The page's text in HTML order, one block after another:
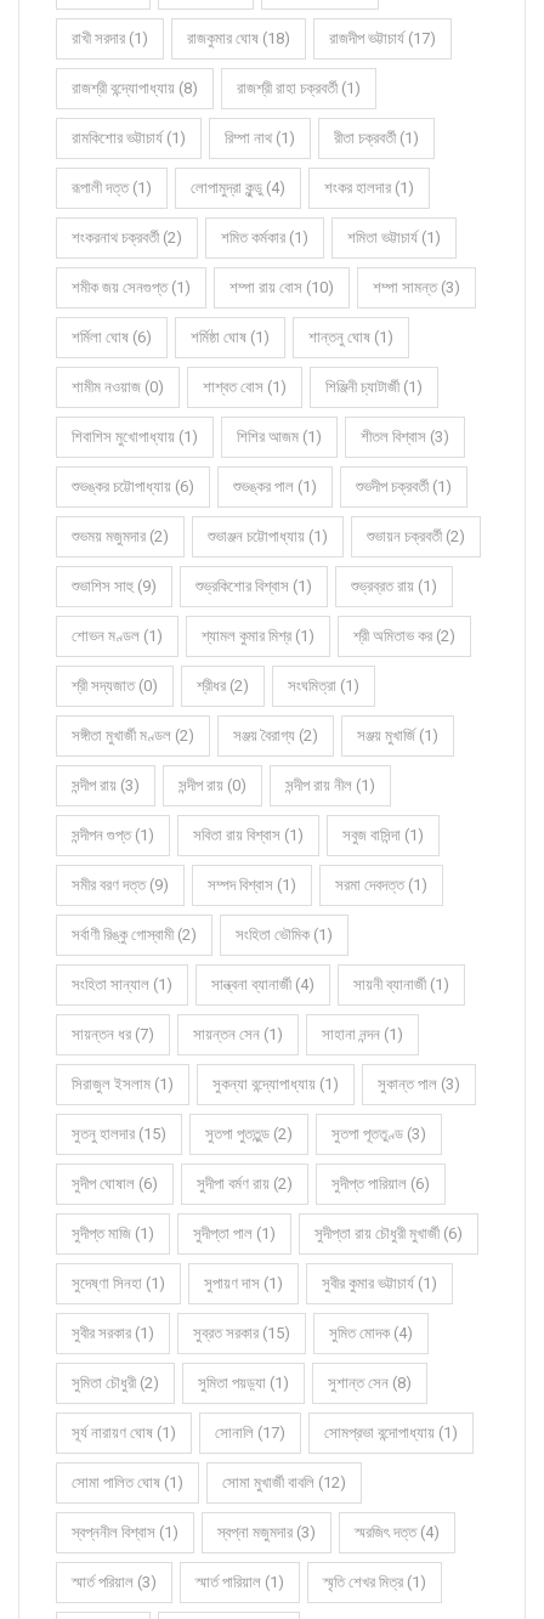
রাখী সরদার (1) রাজকুমার ঘোষ (18) রাজদীপ ভট্টাচার্য (17)
রাজশ্রী বন্দ্যোপাধ্যায় (8) রাজশ্রী রাহা চক্রবর্তী (1)
রামকিশোর ভট্টাচার্য (1) রিম্পা নাথ (1) রীতা চক্রবর্তী (1)
রূপালী দত্ত (1) লোপামুদ্রা কুন্ডু (4) শংকর হালদার (1)
শংকরনাথ চক্রবর্তী (2) শমিত কর্মকার (1) শমিতা ভট্টাচার্য (1)
শমীক জয় সেনগুপ্ত (1) শম্পা রায় বোস (10) শম্পা সামন্ত (3)
শর্মিলা ঘোষ (6) শর্মিষ্ঠা ঘোষ (1) শান্তনু ঘোষ (1)
শামীম নওয়াজ (0) শাশ্বত বোস (1) শিঞ্জিনী চ্যাটার্জী (1)
শিবাশিস মুখোপাধ্যায় (1) শিশির আজম (1) শীতল বিশ্বাস (3)
শুভঙ্কর চট্টোপাধ্যায় (6) শুভঙ্কর পাল (1) শুভদীপ চক্রবর্তী (1)
শুভময় মজুমদার (2) শুভাঞ্জন চট্টোপাধ্যায় (1) শুভায়ন চক্রবর্তী (2)
শুভাশিস সাহু (9) শুভ্রকিশোর বিশ্বাস (1) শুভ্রব্রত রায় (1)
শোভন মণ্ডল (1) শ্যামল কুমার মিশ্র (1) শ্রী অমিতাভ কর (2)
শ্রী সদ্যজাত (0) শ্রীধর (2) সংঘমিত্রা (1)
সঙ্গীতা মুখার্জী মণ্ডল (2) সঞ্জয় বৈরাগ্য (2) সঞ্জয় মুখার্জি (1)
সন্দীপ রায় (3) সন্দীপ রায় (0) সন্দীপ রায় নীল (1)
সন্দীপন গুপ্ত (1) সবিতা রায় বিশ্বাস (1) সবুজ বাসিন্দা (1)
সমীর বরণ দত্ত (9) সম্পদ বিশ্বাস (1) সরমা দেবদত্ত (1)
সর্বাণী রিঙ্কু গোস্বামী (2) সংহিতা ভৌমিক (1)
সংহিতা সান্যাল (1) সান্ত্বনা ব্যানার্জী (4) সায়নী ব্যানার্জী (1)
সায়ন্তন ধর (7) সায়ন্তন সেন (1) সাহানা নন্দন (1)
সিরাজুল ইসলাম (1) সুকন্যা বন্দ্যোপাধ্যায় (1) সুকান্ত পাল (3)
সুতনু হালদার (15) সুতপা পুততুন্ড (2) সুতপা পূততুণ্ড (3)
সুদীপ ঘোষাল (6) সুদীপা বর্মণ রায় (2) সুদীপ্ত পারিয়াল (6)
সুদীপ্ত মাজি (1) সুদীপ্তা পাল (1) সুদীপ্তা রায় চৌধুরী মুখার্জী (6)
সুদেষ্ণা সিনহা (1) সুপায়ণ দাস (1) সুবীর কুমার ভট্টাচার্য (1)
সুবীর সরকার (1) সুব্রত সরকার (15) সুমিত মোদক (4)
সুমিতা চৌধুরী (2) সুমিতা পয়ড়্যা (1) সুশান্ত সেন (8)
সূর্য নারায়ণ ঘোষ (1) সোনালি (17) সোমপ্রভা বন্দোপাধ্যায় (1)
সোমা পালিত ঘোষ (1) সোমা মুখার্জী বাবলি (12)
স্বপ্ননীল বিশ্বাস (1) স্বপ্না মজুমদার (3) স্মরজিৎ দত্ত (4)
স্মার্ত পরিয়াল (3) স্মার্ত পারিয়াল (1) স্মৃতি শেখর মিত্র (1)